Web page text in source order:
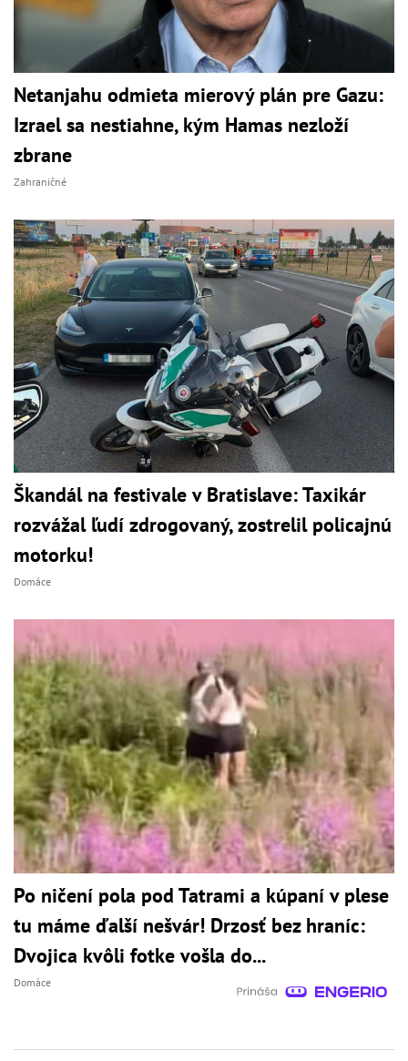
Netanjahu odmieta mierový plán pre Gazu:
Izrael sa nestiahne, kým Hamas nezloží
zbrane
Zahraničné
Škandál na festivale v Bratislave: Taxikár
rozvážal ľudí zdrogovaný, zostrelil policajnú
motorku!
Domáce
Po ničení pola pod Tatrami a kúpaní v plese
tu máme ďalší nešvár! Drzosť bez hraníc:
Dvojica kvôli fotke vošla do...
Domáce